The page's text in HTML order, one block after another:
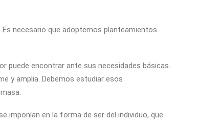
necesario que adoptemos planteamientos
puede encontrar ante sus necesidades básicas.
y amplia. Debemos estudiar esos
imponían en la forma de ser del individuo, que